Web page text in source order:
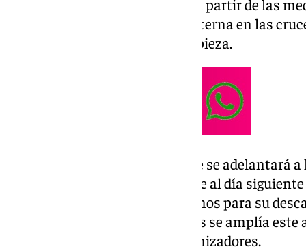
se reducirá al 50%, al igual que a partir de las
es que se permitirá actividad interna en las
para tareas de reposición y limpieza.
El miércoles 29 de abril, el cierre se adelantará
cesará a las 23:00 horas «porque al día
compromiso con todos los vecinos para su
plazo para presentar solicitudes se amplía este
para dar más tiempo a los organizadores.